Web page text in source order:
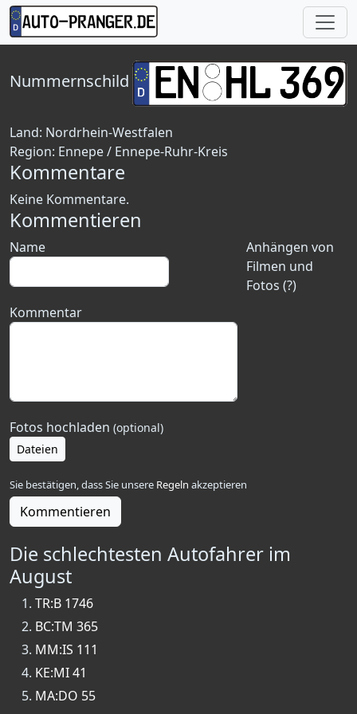
Nummernschild
Land: Nordrhein-Westfalen
Region: Ennepe / Ennepe-Ruhr-Kreis
Kommentare
Keine Kommentare.
Kommentieren
Anhängen von
Filmen und
Fotos (?)
Name
Kommentar
Fotos hochladen (optional)
Dateien
Sie bestätigen, dass Sie unsere Regeln akzeptieren
Kommentieren
Die schlechtesten Autofahrer im
August
TR:B 1746
BC:TM 365
MM:IS 111
KE:MI 41
MA:DO 55